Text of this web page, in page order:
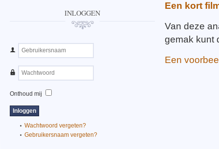
Een kort
Van deze
gemak kunt
Een
INLOGGEN
Onthoud mij
Wachtwoord vergeten?
Gebruikersnaam vergeten?